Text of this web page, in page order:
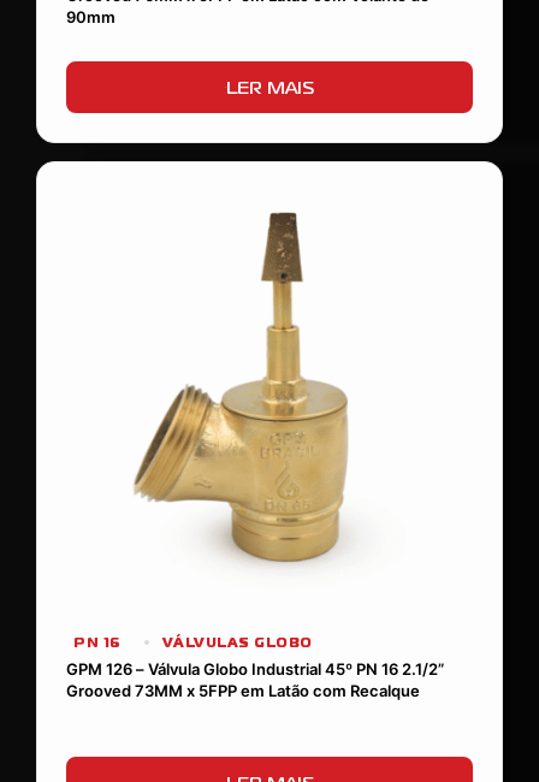
90mm
LER MAIS
PN 16
VÁLVULAS GLOBO
GPM 126 – Válvula Globo Industrial 45º PN 16 2.1/2”
Grooved 73MM x 5FPP em Latão com Recalque